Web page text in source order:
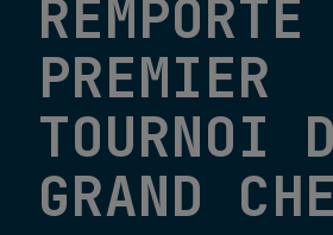
REMPORTE
PREMIER
TOURNOI
GRAND